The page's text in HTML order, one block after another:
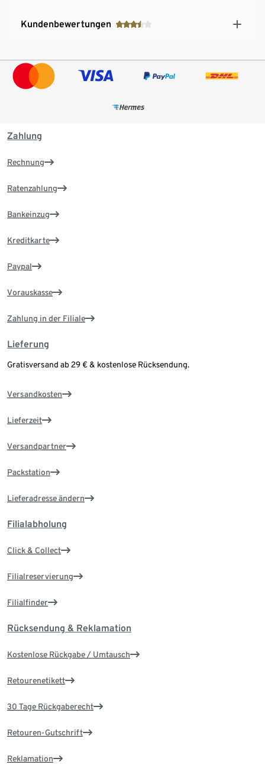
Kundenbewertungen
Zahlung
Rechnung
Ratenzahlung
Bankeinzug
Kreditkarte
Paypal
Vorauskasse
Zahlung in der Filiale
Lieferung
Gratisversand ab 29 € & kostenlose Rücksendung.
Versandkosten
Lieferzeit
Versandpartner
Packstation
Lieferadresse ändern
Filialabholung
Click & Collect
Filialreservierung
Filialfinder
Rücksendung & Reklamation
Kostenlose Rückgabe / Umtausch
Retourenetikett
30 Tage Rückgaberecht
Retouren-Gutschrift
Reklamation